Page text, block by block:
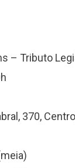
– Tributo
370,